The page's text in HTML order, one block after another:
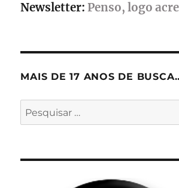
Newsletter: Penso, logo
MAIS DE 17 ANOS DE
Pesquisar
por: